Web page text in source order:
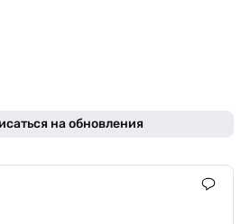
на обновления